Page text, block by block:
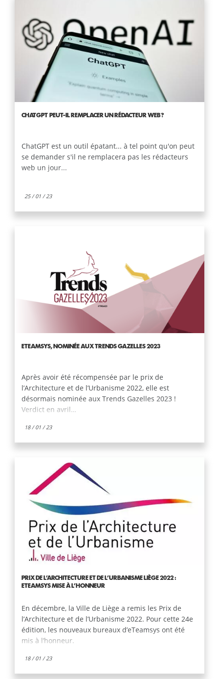
CHATGPT PEUT-IL REMPLACER UN RÉDACTEUR WEB ?
ChatGPT est un outil épatant... à tel point qu'on peut
se demander s'il ne remplacera pas les rédacteurs
web un jour...
25 / 01 / 23
ETEAMSYS, NOMINÉE AUX TRENDS GAZELLES 2023
Après avoir été récompensée par le prix de
l’Architecture et de l’Urbanisme 2022, elle est
désormais nominée aux Trends Gazelles 2023 !
Verdict en avril…
18 / 01 / 23
PRIX DE L’ARCHITECTURE ET DE L’URBANISME LIÈGE 2022 :
ETEAMSYS MISE À L’HONNEUR
En décembre, la Ville de Liège a remis les Prix de
l’Architecture et de l’Urbanisme 2022. Pour cette 24e
édition, les nouveaux bureaux d’eTeamsys ont été
mis à l’honneur.
18 / 01 / 23